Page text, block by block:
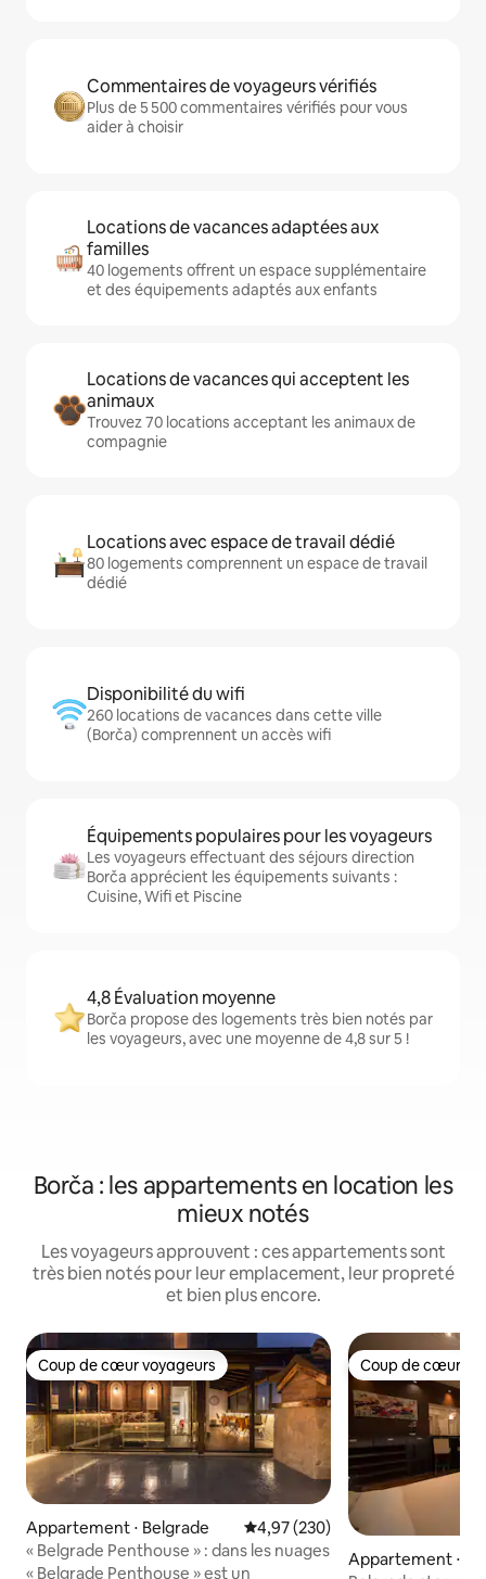
Commentaires de voyageurs vérifiés
Plus de 5 500 commentaires vérifiés pour vous
aider à choisir
Locations de vacances adaptées aux
familles
40 logements offrent un espace supplémentaire
et des équipements adaptés aux enfants
Locations de vacances qui acceptent les
animaux
Trouvez 70 locations acceptant les animaux de
compagnie
Locations avec espace de travail dédié
80 logements comprennent un espace de travail
dédié
Disponibilité du wifi
260 locations de vacances dans cette ville
(Borča) comprennent un accès wifi
Équipements populaires pour les voyageurs
Les voyageurs effectuant des séjours direction
Borča apprécient les équipements suivants :
Cuisine, Wifi et Piscine
4,8 Évaluation moyenne
Borča propose des logements très bien notés par
les voyageurs, avec une moyenne de 4,8 sur 5 !
Borča : les appartements en location les
mieux notés
Les voyageurs approuvent : ces appartements sont
très bien notés pour leur emplacement, leur propreté
et bien plus encore.
Coup de cœur voyageurs
Coup de cœur voyageurs
Appartement ⋅ Belgrade Évaluation moyenne sur la
4,97 (230)
« Belgrade Penthouse » : dans les nuages
« Belgrade Penthouse » est un
Coup de cœur
Coup de cœur
Appartement ⋅